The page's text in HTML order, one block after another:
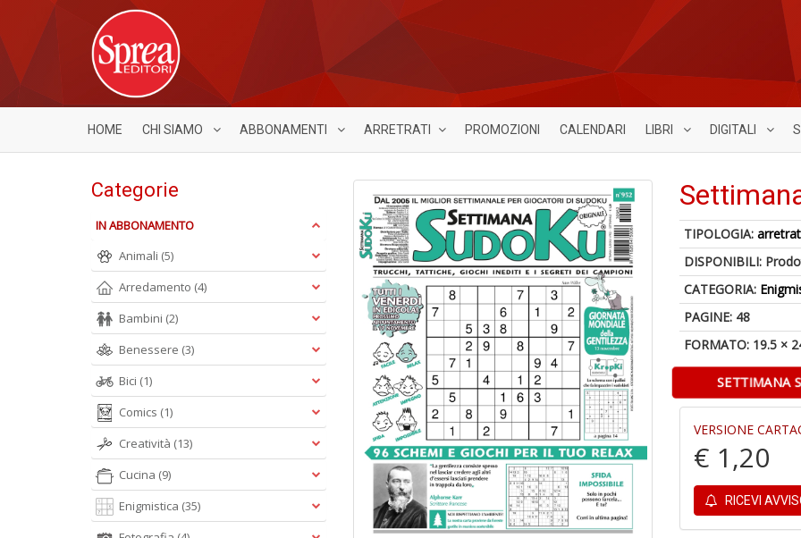
HOME CHI SIAMO ABBONAMENTI ARRETRATI PROMOZIONI CALENDARI LIBRI DIGITALI
TIPOLOGIA:
DISPONIBILI:
CATEGORIA:
PAGINE: 48
FORMATO: 19.5 ×
SETTIMANA
VERSIONE
€ 1,20
RICEVI
Categorie
IN ABBONAMENTO
Animali (5)
Arredamento (4)
Bambini (2)
Benessere (3)
Bici (1)
Comics (1)
Creatività (13)
Cucina (9)
Enigmistica (35)